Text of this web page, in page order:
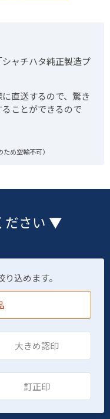
シャチハタ純正製造プ
直送するので、驚き
ことができるので
め空輸不可）
ださい ▼
込めます。
大きめ認印
訂正印